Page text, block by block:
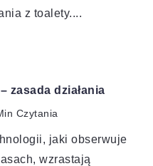
z toalety....
zasada działania
Czytania
jaki obserwuje
wzrastają